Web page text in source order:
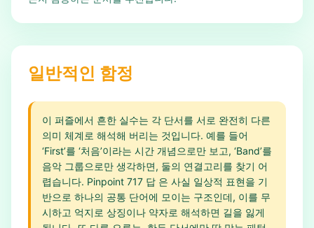
일반적인 함정
이 퍼즐에서 흔한 실수는 각 단서를 서로 완전히 다른
의미 체계로 해석해 버리는 것입니다. 예를 들어
‘First’를 ‘처음’이라는 시간 개념으로만 보고, ‘Band’를
음악 그룹으로만 생각하면, 둘의 연결고리를 찾기 어
렵습니다. Pinpoint 717 답 은 사실 일상적 표현을 기
반으로 하나의 공통 단어에 모이는 구조인데, 이를 무
시하고 억지로 상징이나 약자로 해석하면 길을 잃게